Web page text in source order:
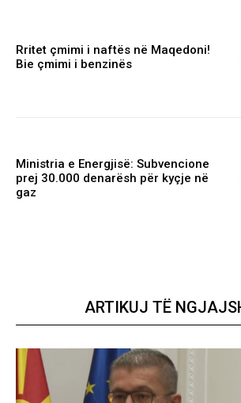
Rritet çmimi i naftës në Maqedoni!
Bie çmimi i benzinës
Ministria e Energjisë: Subvencione
prej 30.000 denarësh për kyçje në
gaz
ARTIKUJ TË